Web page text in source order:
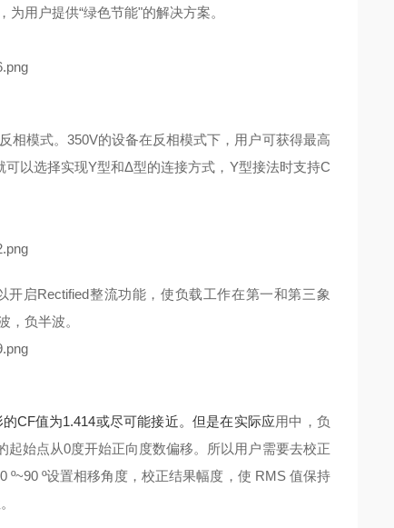
用户提供“绿色节能"的解决方案。
相模式。350V的设备在反相模式下，用户可获得最高
可以选择实现Y型和Δ型的连接方式，Y型接法时支持C
开启Rectified整流功能，使负载工作在第一和第三象
，负半波。
CF值为1.414或尽可能接近。但是在实际应用中，负
始点从0度开始正向度数偏移。所以 用户需要去校正
º~90 º设置相移角度，校正结果幅度，使 RMS 值保持